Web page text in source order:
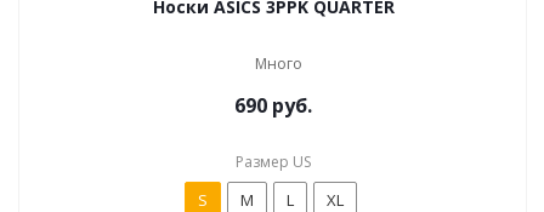
Носки ASICS 3PPK QUARTER
Много
690 руб.
Размер US
S M L XL